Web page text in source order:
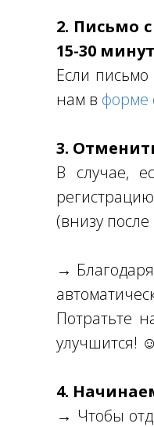
2. Письмо
15-30 минут
Если
нам в форме
3.
В случае,
(внизу после
→
Потратьте
улучшится!
4.
→ Чтобы